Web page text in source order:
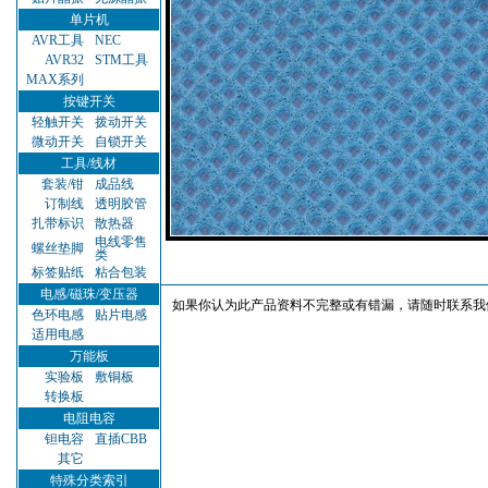
单片机
AVR工具
NEC
AVR32
STM工具
MAX系列
按键开关
轻触开关
拨动开关
微动开关
自锁开关
工具/线材
套装/钳
成品线
订制线
透明胶管
扎带标识
散热器
螺丝垫脚
电线零售
类
标签贴纸
粘合包装
电感/磁珠/变压器
色环电感
贴片电感
适用电感
万能板
实验板
敷铜板
转换板
电阻电容
钽电容
直插CBB
其它
特殊分类索引
如果你认为此产品资料不完整或有错漏，请随时联系